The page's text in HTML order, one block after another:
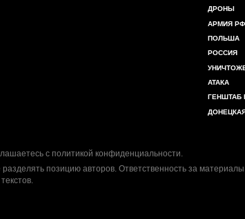
ДРОНЫ
АРМИЯ РФ
ПОЛЬША
РОССИЯ
АТАКА
ГЕНШТАБ
с политикой конфиденциальности.
позицию авторов. Ответственность за материалы